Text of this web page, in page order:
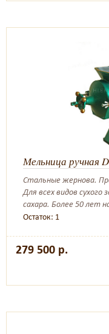
Мельница ручная
Стальные жернова.
Для всех видов сухого
сахара. Более 50 лет
Остаток: 1
279 500 р.